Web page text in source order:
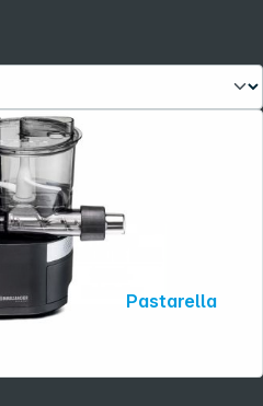
Rommelsbacher Nudelmaschine PM 220 Pastarella